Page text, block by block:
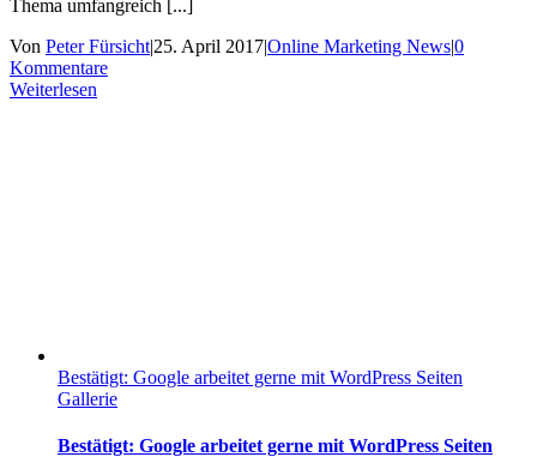
Thema umfangreich [...]
Von Peter Fürsicht|25. April 2017|Online Marketing News|0
Kommentare
Weiterlesen
Bestätigt: Google arbeitet gerne mit WordPress Seiten
Gallerie
Bestätigt: Google arbeitet gerne mit WordPress Seiten